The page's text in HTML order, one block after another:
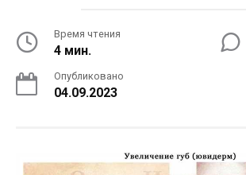
Время чтения
4 мин.
Опубликовано
04.09.2023